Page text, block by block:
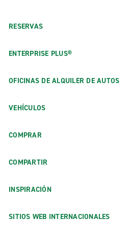
RESERVAS
ENTERPRISE PLUS®
OFICINAS DE ALQUILER DE AUTOS
VEHÍCULOS
COMPRAR
COMPARTIR
INSPIRACIÓN
SITIOS WEB INTERNACIONALES